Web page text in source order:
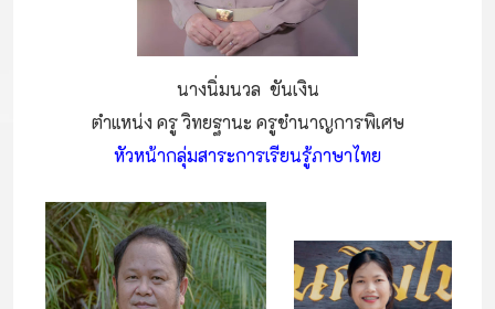
นางนิ่มนวล ขันเงิน
ตำแหน่ง ครู วิทยฐานะ ครูชำนาญการพิเศษ
หัวหน้ากลุ่มสาระการเรียนรู้ภาษาไทย